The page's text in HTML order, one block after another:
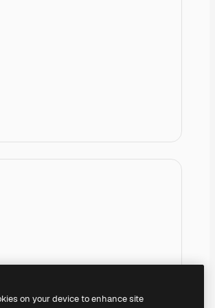
on your device to enhance site